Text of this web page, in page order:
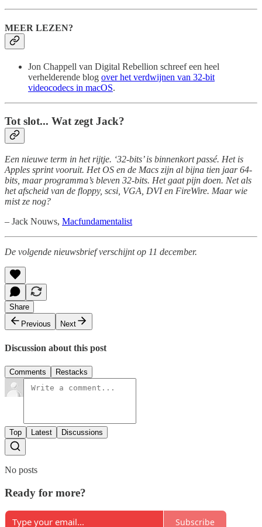
MEER LEZEN?
Jon Chappell van Digital Rebellion schreef een heel
verhelderende blog over het verdwijnen van 32-bit
videocodecs in macOS.
Tot slot... Wat zegt Jack?
Een nieuwe term in het rijtje. ‘32-bits’ is binnenkort passé. Het is
Apples sprint vooruit. Het OS en de Macs zijn al bijna tien jaar 64-
bits, maar programma’s bleven 32-bits. Het gaat pijn doen. Net als
het afscheid van de floppy, scsi, VGA, DVI en FireWire. Maar wie
mist ze nog?
– Jack Nouws, Macfundamentalist
De volgende nieuwsbrief verschijnt op 11 december.
Share
Previous
Next
Discussion about this post
Comments Restacks
Top Latest Discussions
No posts
Ready for more?
Subscribe